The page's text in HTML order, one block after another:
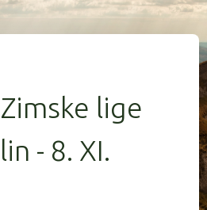
lige
- 8. XI.